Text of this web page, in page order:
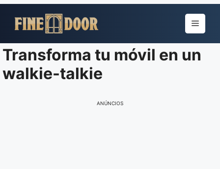
para
conteúdo
Menu
Transforma tu móvil en un
walkie-talkie
ANÚNCIOS